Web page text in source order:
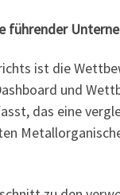
führender
ist die
und
das eine